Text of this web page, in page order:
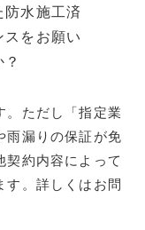
水施工済
をお願い
。ただし「指定業
雨漏りの保証が免
約内容によって
す。詳しくはお問